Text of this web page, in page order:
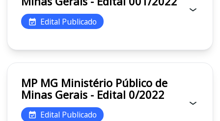
Edital Publicado
MP MG Ministério Público de
Minas Gerais - Edital 0/2022
Edital Publicado